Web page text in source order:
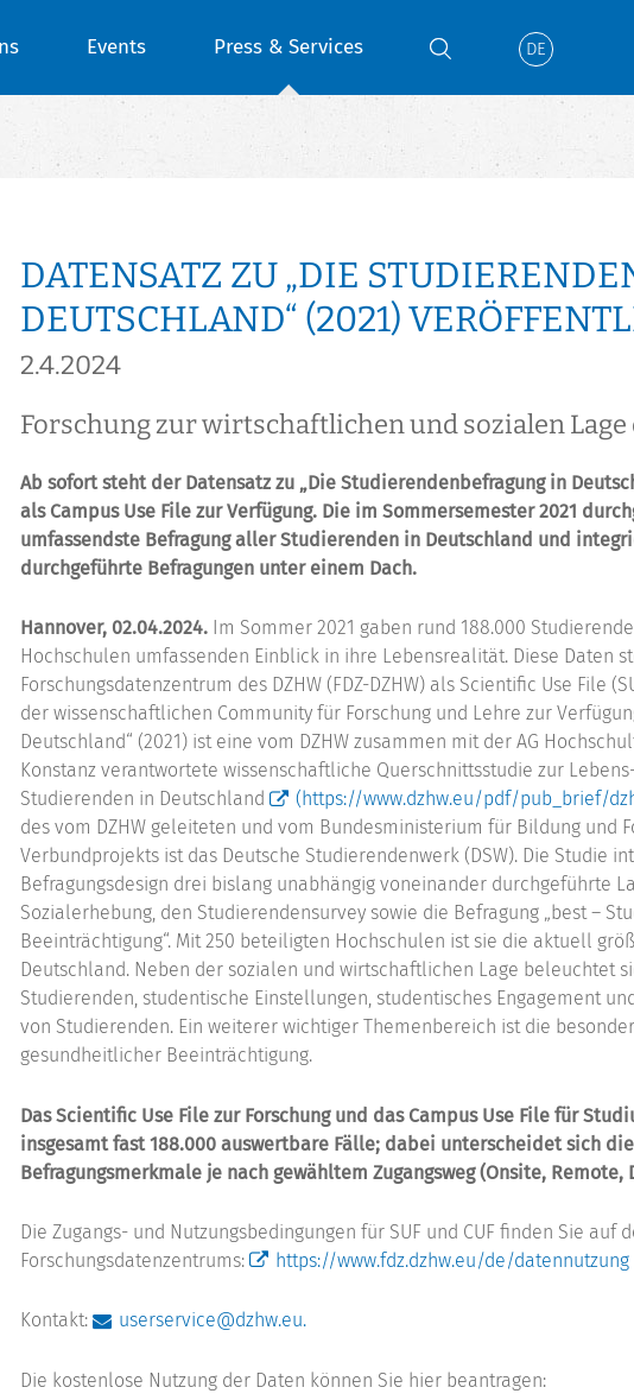
Events Press & Services DE
DATENSATZ ZU „DIE
DEUTSCHLAND“ (2021)
2.4.2024
Forschung zur wirtschaftlichen und sozialen
Ab sofort steht der Datensatz zu „Die Studierendenbefragung in
als Campus Use File zur Verfügung. Die im Sommersemester 2021
umfassendste Befragung aller Studierenden in Deutschland und
durchgeführte Befragungen unter einem Dach.
Hannover, 02.04.2024. Im Sommer 2021 gaben rund 188.000
Hochschulen umfassenden Einblick in ihre Lebensrealität. Diese Daten
Forschungsdatenzentrum des DZHW (FDZ-DZHW) als Scientific Use File
der wissenschaftlichen Community für Forschung und Lehre zur
Deutschland“ (2021) ist eine vom DZHW zusammen mit der AG
Konstanz verantwortete wissenschaftliche Querschnittsstudie zur
Studierenden in Deutschland
(https://www.dzhw.eu/pdf/pub_brief/
des vom DZHW geleiteten und vom Bundesministerium für Bildung und
Verbundprojekts ist das Deutsche Studierendenwerk (DSW). Die Studie
Befragungsdesign drei bislang unabhängig voneinander durchgeführte
Sozialerhebung, den Studierendensurvey sowie die Befragung „best –
Beeinträchtigung“. Mit 250 beteiligten Hochschulen ist sie die aktuell
Deutschland. Neben der sozialen und wirtschaftlichen Lage beleuchtet
Studierenden, studentische Einstellungen, studentisches Engagement
von Studierenden. Ein weiterer wichtiger Themenbereich ist die
gesundheitlicher Beeinträchtigung.
Das Scientific Use File zur Forschung und das Campus Use File für
insgesamt fast 188.000 auswertbare Fälle; dabei unterscheidet sich
Befragungsmerkmale je nach gewähltem Zugangsweg (Onsite, Remote,
Die Zugangs- und Nutzungsbedingungen für SUF und CUF finden Sie auf
Forschungsdatenzentrums:
https://www.fdz.dzhw.eu/de/datennutzung
Kontakt: userservice@dzhw.eu.
Die kostenlose Nutzung der Daten können Sie hier beantragen: